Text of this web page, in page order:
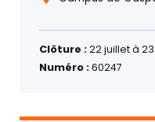
Clôture :22 juillet à
Numéro :60247